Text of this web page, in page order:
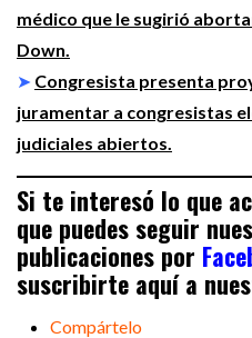
médico que le sugirió
Down.
➤ Congresista presenta
juramentar a congresistas
judiciales abiertos.
Si te interesó lo que
que puedes seguir
publicaciones por
suscribirte aquí a
Compártelo